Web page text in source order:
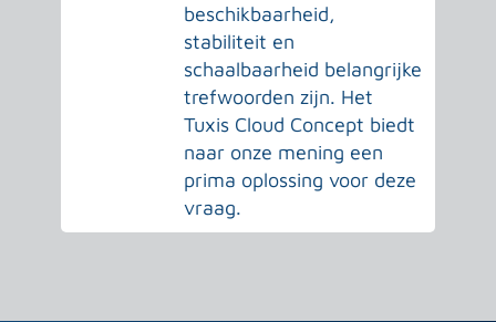
beschikbaarheid,
stabiliteit en
schaalbaarheid belangrijke
trefwoorden zijn. Het
Tuxis Cloud Concept biedt
naar onze mening een
prima oplossing voor deze
vraag.